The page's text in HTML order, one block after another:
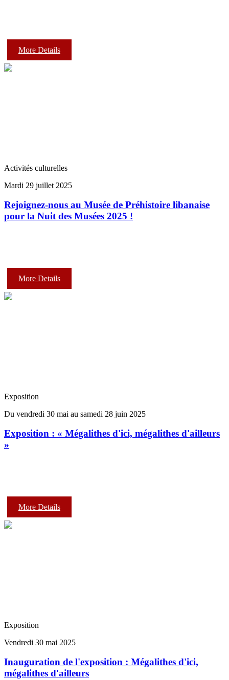
More Details
Activités culturelles
Mardi 29 juillet 2025
Rejoignez-nous au Musée de Préhistoire libanaise
pour la Nuit des Musées 2025 !
More Details
Exposition
Du vendredi 30 mai au samedi 28 juin 2025
Exposition : « Mégalithes d'ici, mégalithes d'ailleurs
»
More Details
Exposition
Vendredi 30 mai 2025
Inauguration de l'exposition : Mégalithes d'ici,
mégalithes d'ailleurs